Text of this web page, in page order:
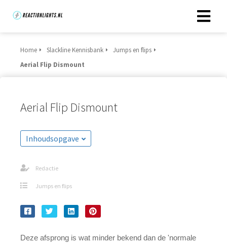
Home Slackline Kennisbank
Jumps en flips
Aerial Flip Dismount
Aerial Flip Dismount
Inhoudsopgave
Redactie
Jumps en flips
Deze afsprong is wat minder bekend dan de 'normale